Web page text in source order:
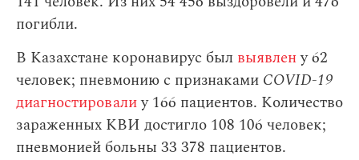
погибли.
В Казахстане коронавирус был выявлену 62
человек; пневмонию с признаками COVID-19
диагностировалиу 166 пациентов. Количество
зараженных КВИ достигло 108 106 человек;
пневмонией больны 33 378 пациентов.